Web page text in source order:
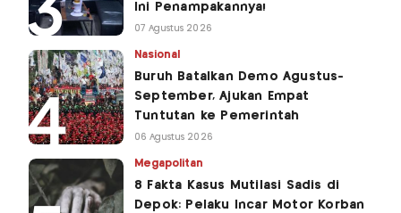
Ini Penampakannya!
07 Agustus 2026
Nasional
Buruh Batalkan Demo Agustus-
September, Ajukan Empat
Tuntutan ke Pemerintah
06 Agustus 2026
Megapolitan
8 Fakta Kasus Mutilasi Sadis di
Depok: Pelaku Incar Motor Korban